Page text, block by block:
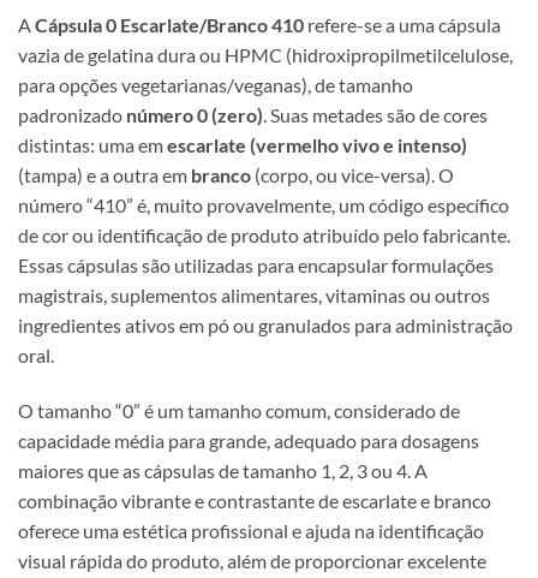
ACápsula 0 Escarlate/Branco 410 refere-se a uma cápsula
vazia de gelatina dura ou HPMC (hidroxipropilmetilcelulose,
para opções vegetarianas/veganas), de tamanho
padronizado número 0 (zero). Suas metades são de cores
distintas: uma emescarlate (vermelho vivo e intenso)
(tampa) e a outra em branco (corpo, ou vice-versa). O
número “410” é, muito provavelmente, um código específico
de cor ou identificação de produto atribuído pelo fabricante.
Essas cápsulas são utilizadas para encapsular formulações
magistrais, suplementos alimentares, vitaminas ou outros
ingredientes ativos em pó ou granulados para administração
oral.
O tamanho “0” é um tamanho comum, considerado de
capacidade média para grande, adequado para dosagens
maiores que as cápsulas de tamanho 1, 2, 3 ou 4. A
combinação vibrante e contrastante de escarlate e branco
oferece uma estética profissional e ajuda na identificação
visual rápida do produto, além de proporcionar excelente